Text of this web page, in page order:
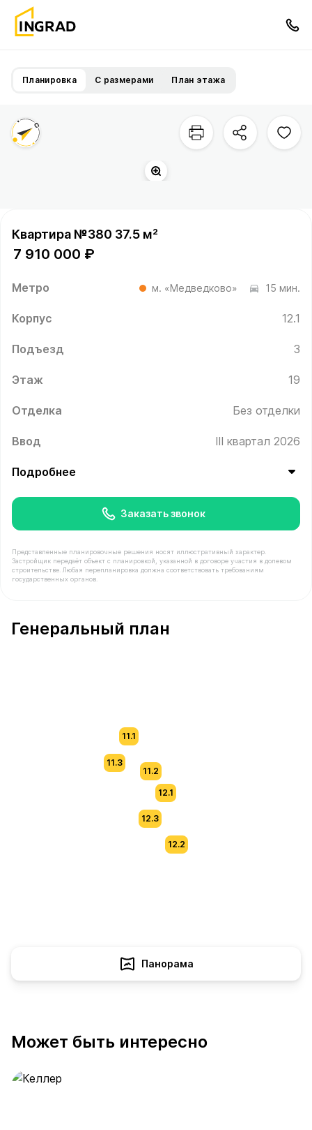
Планировка С размерами План этажа
Квартира №380 37.5 м²
7 910 000 ₽
Метро м. «Медведково» 15 мин.
Корпус 12.1
Подъезд 3
Этаж 19
Отделка Без отделки
Ввод III квартал 2026
Подробнее
Заказать звонок
Представленные планировочные решения носят иллюстративный характер.
Застройщик передаёт объект с планировкой, указанной в договоре участия в долевом
строительстве. Любая перепланировка должна соответствовать требованиям
государственных органов.
Генеральный план
11.3
11.1
11.2
12.1
12.2
12.3
Панорама
Может быть интересно